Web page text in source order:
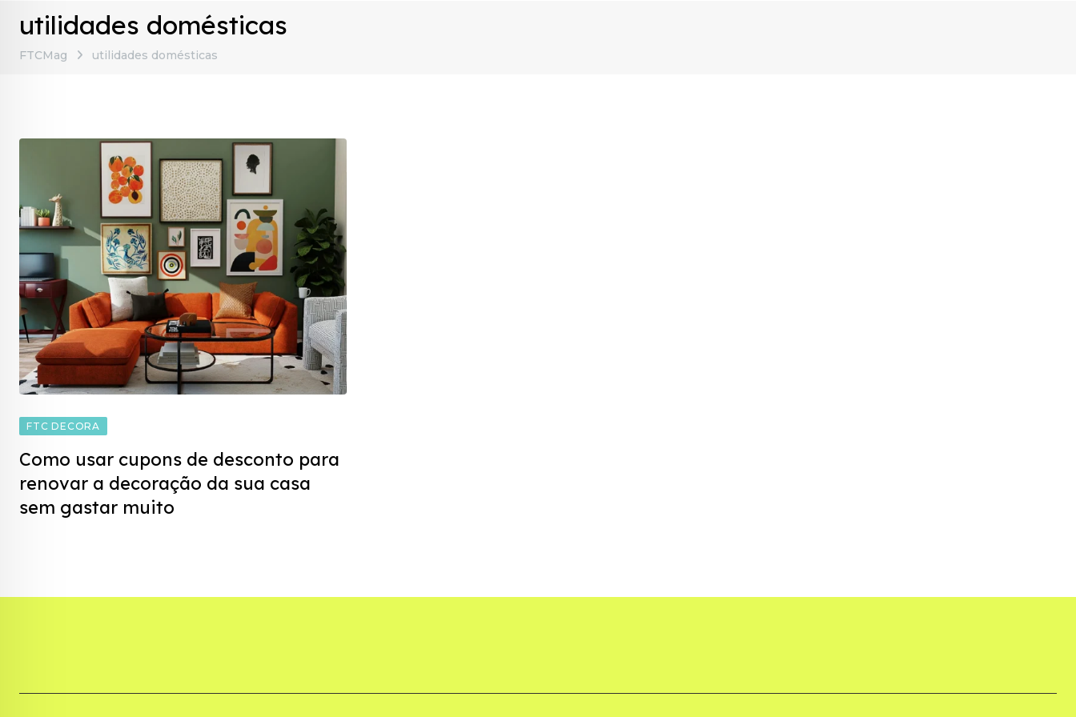
utilidades domésticas
FTCMag utilidades domésticas
FTC DECORA
Como usar cupons de desconto para
renovar a decoração da sua casa
sem gastar muito